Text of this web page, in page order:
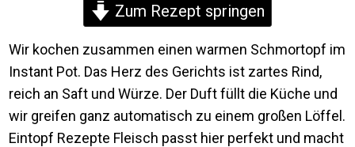
Zum Rezept springen
Wir kochen zusammen einen warmen Schmortopf im
Instant Pot. Das Herz des Gerichts ist zartes Rind,
reich an Saft und Würze. Der Duft füllt die Küche und
wir greifen ganz automatisch zu einem großen Löffel.
Eintopf Rezepte Fleisch passt hier perfekt und macht